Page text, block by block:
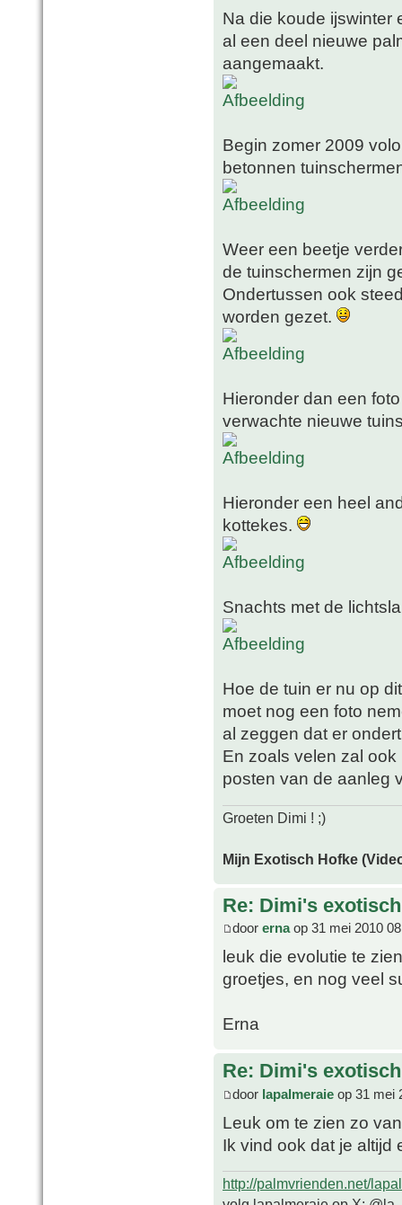
Na die koude ijswinter
al een deel nieuwe
aangemaakt.
Begin zomer 2009
betonnen
Weer een beetje
de tuinschermen zijn
Ondertussen ook
worden gezet.
Hieronder dan een
verwachte nieuwe
Hieronder een heel
kottekes.
Snachts met de
Hoe de tuin er nu op
moet nog een foto
al zeggen dat er
En zoals velen zal
posten van de aanleg
Groeten Dimi ! ;)
Mijn Exotisch Hofke
Re: Dimi's
door ernaop 31 mei 2010
leuk die evolutie te
groetjes, en nog veel
Erna
Re: Dimi's
door lapalmeraie op 31 mei
Leuk om te zien zo
Ik vind ook dat je
http://palmvrienden.net/